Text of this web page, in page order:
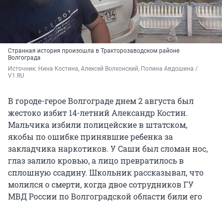
Странная история произошла в Тракторозаводском районе
Волгограда
Источник: Нина Костина, Алексей Волхонский, Полина Авдошина /
V1.RU
В городе-герое Волгограде днем 2 августа был
жестоко избит 14-летний Александр Костин.
Мальчика избили полицейские в штатском,
якобы по ошибке принявшие ребенка за
закладчика наркотиков. У Саши был сломан нос,
глаз залило кровью, а лицо превратилось в
сплошную ссадину. Школьник рассказывал, что
молился о смерти, когда двое сотрудников ГУ
МВД России по Волгоградской области били его